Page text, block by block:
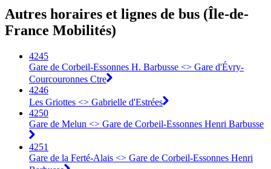
Autres horaires et lignes de bus (Île-de-
France Mobilités)
4245
Gare de Corbeil-Essonnes H. Barbusse <> Gare d'Évry-
Courcouronnes Ctre
4246
Les Griottes <> Gabrielle d'Estrées
4250
Gare de Melun <> Gare de Corbeil-Essonnes Henri Barbusse
4251
Gare de la Ferté-Alais <> Gare de Corbeil-Essonnes Henri